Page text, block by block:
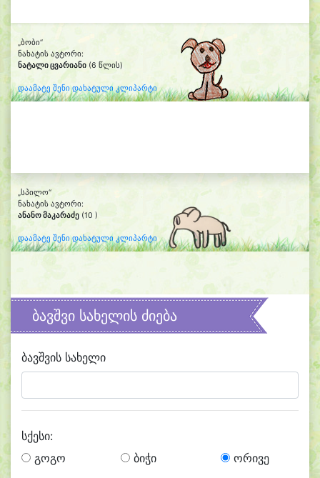
„ბობი“
ნახატის ავტორი:
ნატალი ცვარიანი (6 წლის)
დაამატე შენი დახატული კლიპარტი
„სპილო“
ნახატის ავტორი:
ანანო მაკარაძე (10 )
დაამატე შენი დახატული კლიპარტი
ბავშვი სახელის ძიება
ბავშვის სახელი
სქესი:
გოგო
ბიჭი ორივე